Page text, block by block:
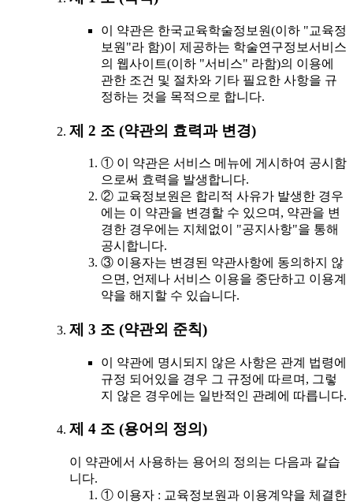
이 약관은 한국교육학술정보원(이하 "교육정
보원"라 함)이 제공하는 학술연구정보서비스
의 웹사이트(이하 "서비스" 라함)의 이용에
관한 조건 및 절차와 기타 필요한 사항을 규
정하는 것을 목적으로 합니다.
제 2 조 (약관의 효력과 변경)
① 이 약관은 서비스 메뉴에 게시하여 공시함
으로써 효력을 발생합니다.
② 교육정보원은 합리적 사유가 발생한 경우
에는 이 약관을 변경할 수 있으며, 약관을 변
경한 경우에는 지체없이 "공지사항"을 통해
공시합니다.
③ 이용자는 변경된 약관사항에 동의하지 않
으면, 언제나 서비스 이용을 중단하고 이용계
약을 해지할 수 있습니다.
제 3 조 (약관외 준칙)
이 약관에 명시되지 않은 사항은 관계 법령에
규정 되어있을 경우 그 규정에 따르며, 그렇
지 않은 경우에는 일반적인 관례에 따릅니다.
제 4 조 (용어의 정의)
이 약관에서 사용하는 용어의 정의는 다음과 같습
니다.
① 이용자 : 교육정보원과 이용계약을 체결한